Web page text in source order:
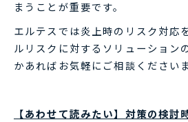
まうことが重要です。
エルテスでは炎上時のリスク対応
ルリスクに対するソリューション
かあればお気軽にご相談ください
【あわせて読みたい】対策の検